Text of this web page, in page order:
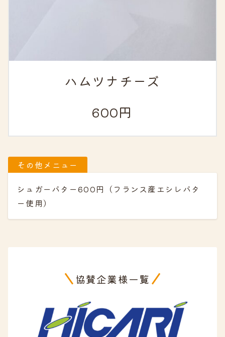
ハムツナチーズ
600円
その他メニュー
シュガーバター600円（フランス産エシレバタ
ー使用）
協賛企業様一覧